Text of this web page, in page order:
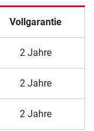
Vollgarantie
2 Jahre
2 Jahre
2 Jahre